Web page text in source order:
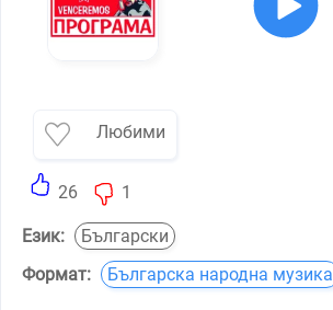
Любими
26 1
Език:
Български
Формат:
Българска народна музика